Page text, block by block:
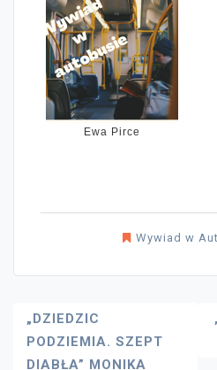
Ewa Pirce
Wywiad w
Nawigacja
Wpisu
„DZIEDZIC
PODZIEMIA. SZEPT
DIABŁA” MONIKA